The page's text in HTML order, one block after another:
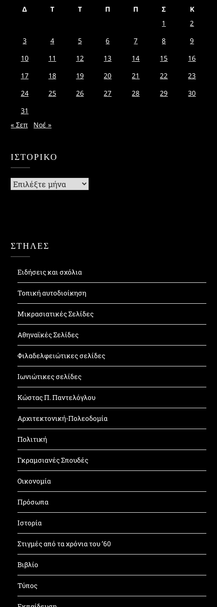
Δ Τ Τ Π Π Σ
Κ
1
2
3
4 5 6 7 8
9
10
11 12 13 14 15
16
17
18 19 20 21 22
23
24
25 26 27 28 29
30
31
« Σεπ
Νοέ »
ΙΣΤΟΡΙΚΌ
Ιστορικό
ΣΤΗΛΕΣ
Ειδήσεις και σχόλια
Τοπική αυτοδιοίκηση
Μικρασιατικές Σελίδες
Αθηναϊκές Σελίδες
Φιλαδελφειώτικες σελίδες
Ιωνιώτικες σελίδες
Κώστας Π. Παντελόγλου
Αρχιτεκτονική-Πολεοδομία
Πολιτική
Γκραμσιανές Σπουδές
Οικονομία
Πρόσωπα
Ιστορία
Στιγμές από τα χρόνια του ’60
Βιβλίο
Τύπος